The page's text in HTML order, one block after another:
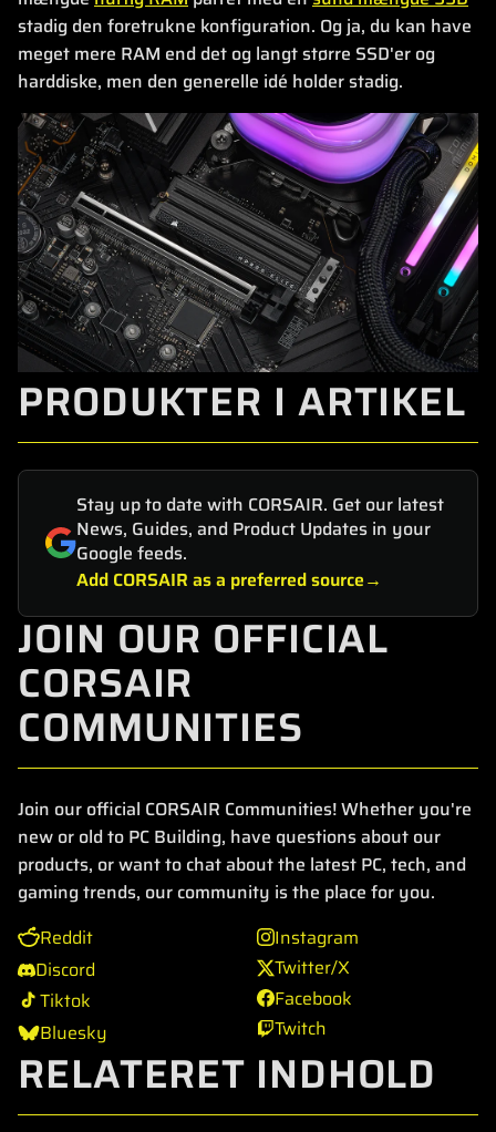
stadig den foretrukne konfiguration. Og ja, du kan have
meget mere RAM end det og langt større SSD'er og
harddiske, men den generelle idé holder stadig.
PRODUKTER I ARTIKEL
Stay up to date with CORSAIR. Get our latest
News, Guides, and Product Updates in your
Google feeds.
Add CORSAIR as a preferred source
JOIN OUR OFFICIAL
CORSAIR
COMMUNITIES
Join our official CORSAIR Communities! Whether you're
new or old to PC Building, have questions about our
products, or want to chat about the latest PC, tech, and
gaming trends, our community is the place for you.
Reddit
Discord
Tiktok
Bluesky
Instagram
Twitter/X
Facebook
Twitch
RELATERET INDHOLD